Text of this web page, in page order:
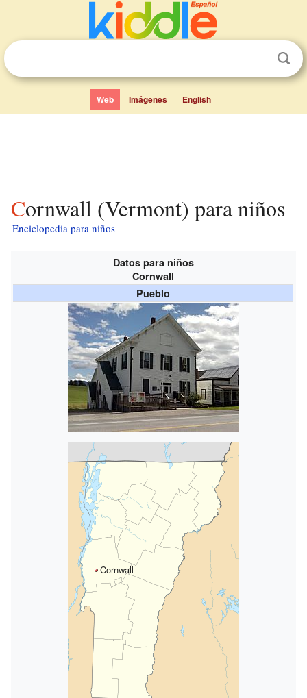
Web Imágenes English
Cornwall (Vermont) para niños
Enciclopedia para niños
Datos para niños
Cornwall
Pueblo
Cornwall